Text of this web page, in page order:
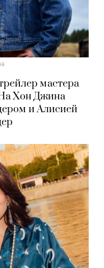
мастера
Хон Джина
и Алисией